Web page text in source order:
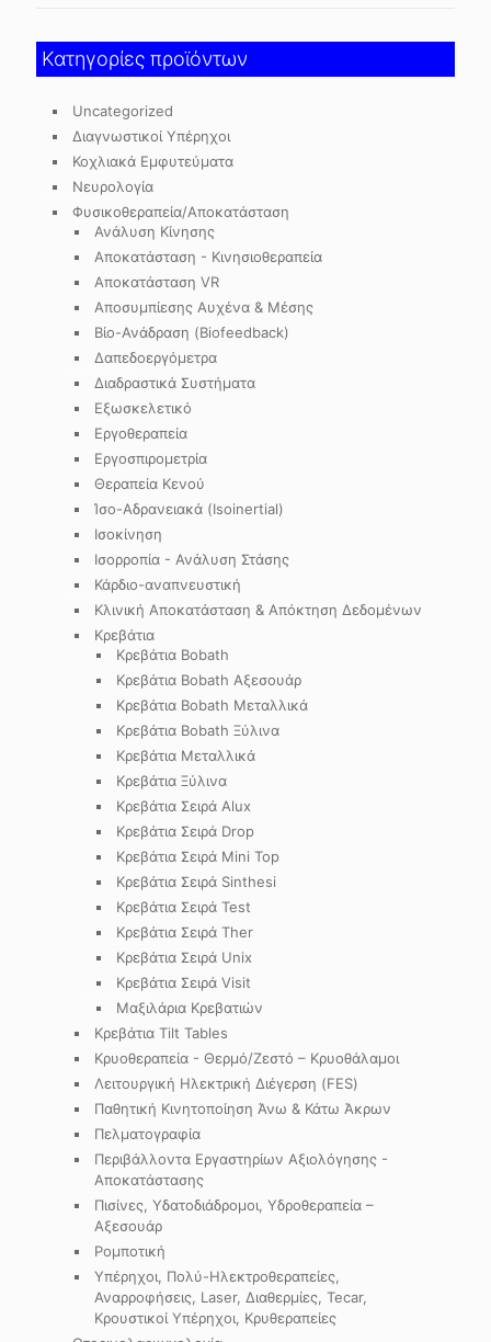
Κατηγορίες προϊόντων
Uncategorized
Διαγνωστικοί Υπέρηχοι
Κοχλιακά Εμφυτεύματα
Νευρολογία
Φυσικοθεραπεία/Αποκατάσταση
Ανάλυση Κίνησης
Αποκατάσταση - Κινησιοθεραπεία
Αποκατάσταση VR
Αποσυμπίεσης Αυχένα & Μέσης
Βίο-Ανάδραση (Biofeedback)
Δαπεδοεργόμετρα
Διαδραστικά Συστήματα
Εξωσκελετικό
Εργοθεραπεία
Εργοσπιρομετρία
Θεραπεία Κενού
Ίσο-Αδρανειακά (Isoinertial)
Ισοκίνηση
Ισορροπία - Ανάλυση Στάσης
Κάρδιο-αναπνευστική
Κλινική Αποκατάσταση & Απόκτηση Δεδομένων
Κρεβάτια
Κρεβάτια Bobath
Κρεβάτια Bobath Αξεσουάρ
Κρεβάτια Bobath Μεταλλικά
Κρεβάτια Bobath Ξύλινα
Κρεβάτια Μεταλλικά
Κρεβάτια Ξύλινα
Κρεβάτια Σειρά Alux
Κρεβάτια Σειρά Drop
Κρεβάτια Σειρά Mini Top
Κρεβάτια Σειρά Sinthesi
Κρεβάτια Σειρά Test
Κρεβάτια Σειρά Ther
Κρεβάτια Σειρά Unix
Κρεβάτια Σειρά Visit
Μαξιλάρια Κρεβατιών
Κρεβάτια Tilt Tables
Κρυοθεραπεία - Θερμό/Ζεστό – Κρυοθάλαμοι
Λειτουργική Ηλεκτρική Διέγερση (FES)
Παθητική Κινητοποίηση Άνω & Κάτω Άκρων
Πελματογραφία
Περιβάλλοντα Εργαστηρίων Αξιολόγησης -
Αποκατάστασης
Πισίνες, Υδατοδιάδρομοι, Υδροθεραπεία –
Αξεσουάρ
Ρομποτική
Υπέρηχοι, Πολύ-Ηλεκτροθεραπείες,
Αναρροφήσεις, Laser, Διαθερμίες, Tecar,
Κρουστικοί Υπέρηχοι, Κρυθεραπείες